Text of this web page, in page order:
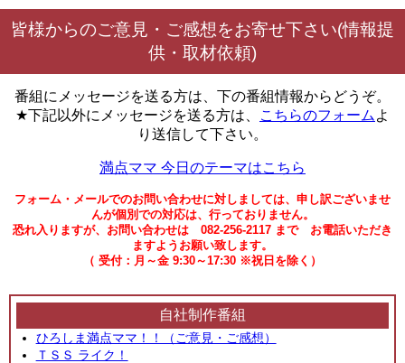
皆様からのご意見・ご感想をお寄せ下さい(情報提
供・取材依頼)
番組にメッセージを送る方は、下の番組情報からどうぞ。
★下記以外にメッセージを送る方は、
こちらのフォーム よ
り送信して下さい。
満点ママ 今日のテーマはこちら
フォーム・メールでのお問い合わせに対しましては、申し訳ございませ
んが個別での対応は、行っておりません。
恐れ入りますが、お問い合わせは 082-256-2117 まで お電話いただき
ますようお願い致します。
（ 受付：月～金 9:30～17:30 ※祝日を除く）
自社制作番組
ひろしま満点ママ！！（ご意見・ご感想）
ＴＳＳ ライク！